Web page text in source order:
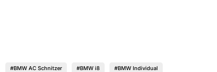
#BMW AC Schnitzer #BMW i8 #BMW Individual